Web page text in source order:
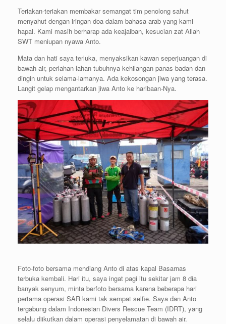
Teriakan-teriakan membakar semangat tim penolong sahut
menyahut dengan iringan doa dalam bahasa arab yang kami
hapal. Kami masih berharap ada keajaiban, kesucian zat Allah
SWT meniupan nyawa Anto.
Mata dan hati saya terluka, menyaksikan kawan seperjuangan di
bawah air, perlahan-lahan tubuhnya kehilangan panas badan dan
dingin untuk selama-lamanya. Ada kekosongan jiwa yang terasa.
Langit gelap mengantarkan jiwa Anto ke haribaan-Nya.
Foto-foto bersama mendiang Anto di atas kapal Basarnas
terbuka kembali. Hari itu, saya ingat pagi itu sekitar jam 8 dia
banyak senyum, minta berfoto bersama karena beberapa hari
pertama operasi SAR kami tak sempat selfie. Saya dan Anto
tergabung dalam Indonesian Divers Rescue Team (IDRT), yang
selalu diikutkan dalam operasi penyelamatan di bawah air.